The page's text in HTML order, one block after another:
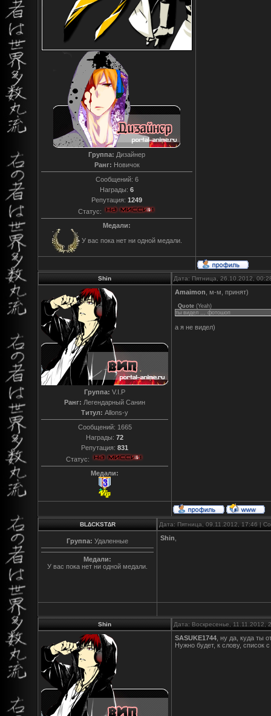
Группа: Дизайнер
Ранг: Новичок
Сообщений: 6
Награды: 6
Репутация: 1249
Статус:
Медали:
У вас пока нет ни одной медали.
Shin Дата: Пятница, 26.10.2012,
Группа: V.I.P
Ранг: Легендарный Санин
Титул: Allons-y
Сообщений: 1665
Награды: 72
Репутация: 831
Статус:
Медали:
Amaimon , м-м, принят)
Quote (Yeah)
ты видел ,,, фотошоп
а я не видел)
BL∆CKST∆R Дата: Пятница, 09.11.2012, 17:46 |
Группа: Удаленные
Медали:
У вас пока нет ни одной медали.
Shin
Shin Дата: Воскресенье,
SASUKE1744 , ну да, куда ты
Нужно будет, к слову, список